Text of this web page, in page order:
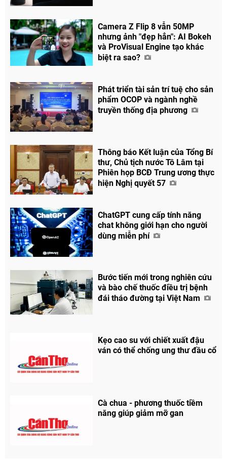
Chia sẻ
Facebook
Camera Z Flip 8 vẫn 50MP
nhưng ảnh "đẹp hẳn": AI Bokeh
và ProVisual Engine tạo khác
biệt ra sao?
Phát triển tài sản trí tuệ cho sản
phẩm OCOP và ngành nghề
truyền thống địa phương
Thông báo Kết luận của Tổng Bí
thư, Chủ tịch nước Tô Lâm tại
Phiên họp BCĐ Trung ương thực
hiện Nghị quyết 57
ChatGPT cung cấp tính năng
chat không giới hạn cho người
dùng miễn phí
Bước tiến mới trong nghiên cứu
và bào chế thuốc điều trị bệnh
đái tháo đường tại Việt Nam
Kẹo cao su với chiết xuất đậu
ván có thể chống ung thư đầu cổ
Cà chua - phương thuốc tiềm
năng giúp giảm mỡ gan